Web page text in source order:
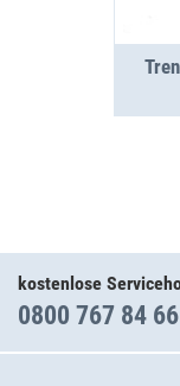
kostenlose
0800 767 84 66